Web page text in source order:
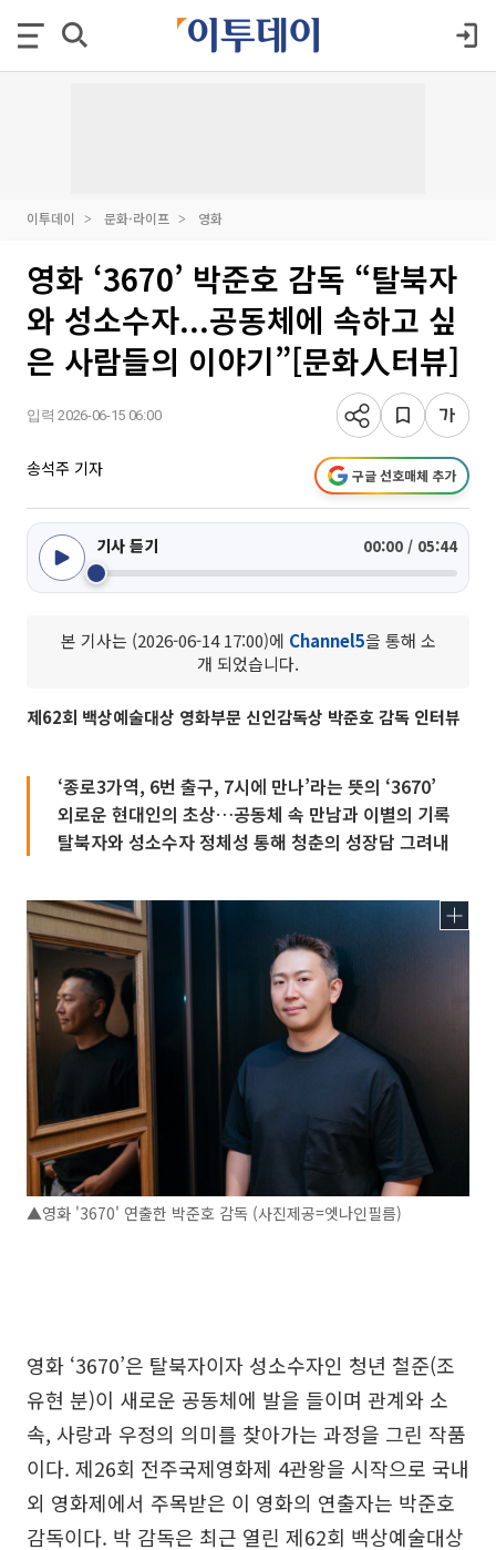
이투데이 문화·라이프 영화
영화 ‘3670’ 박준호 감독 “탈북자
와 성소수자...공동체에 속하고 싶
은 사람들의 이야기”[문화人터뷰]
입력 2026-06-15 06:00
송석주 기자 구글 선호매체 추가
기사 듣기 00:00 / 05:44
본 기사는 (2026-06-14 17:00)에 Channel5을 통해 소
개 되었습니다.
제62회 백상예술대상 영화부문 신인감독상 박준호 감독 인터뷰
‘종로3가역, 6번 출구, 7시에 만나’라는 뜻의 ‘3670’
외로운 현대인의 초상…공동체 속 만남과 이별의 기록
탈북자와 성소수자 정체성 통해 청춘의 성장담 그려내
▲영화 '3670' 연출한 박준호 감독 (사진제공=엣나인필름)
영화 ‘3670’은 탈북자이자 성소수자인 청년 철준(조
유현 분)이 새로운 공동체에 발을 들이며 관계와 소
속, 사랑과 우정의 의미를 찾아가는 과정을 그린 작품
이다. 제26회 전주국제영화제 4관왕을 시작으로 국내
외 영화제에서 주목받은 이 영화의 연출자는 박준호
감독이다. 박 감독은 최근 열린 제62회 백상예술대상